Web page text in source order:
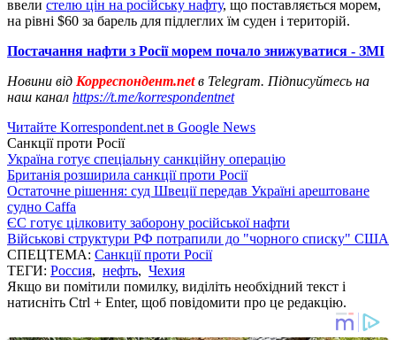
ввели стелю цін на російську нафту, що поставляється морем,
на рівні $60 за барель для підлеглих їм суден і територій.
Постачання нафти з Росії морем почало знижуватися - ЗМІ
Новини від Корреспондент.netв Telegram. Підписуйтесь на
наш канал https://t.me/korrespondentnet
Читайте Korrespondent.net в Google News
Санкції проти Росії
Україна готує спеціальну санкційну операцію
Британія розширила санкції проти Росії
Остаточне рішення: суд Швеції передав Україні арештоване
судно Caffa
ЄС готує цілковиту заборону російської нафти
Військові структури РФ потрапили до "чорного списку" США
СПЕЦТЕМА: Санкції проти Росії
ТЕГИ: Россия, нефть, Чехия
Якщо ви помітили помилку, виділіть необхідний текст і
натисніть Ctrl + Enter, щоб повідомити про це редакцію.